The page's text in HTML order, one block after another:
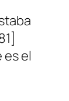
el